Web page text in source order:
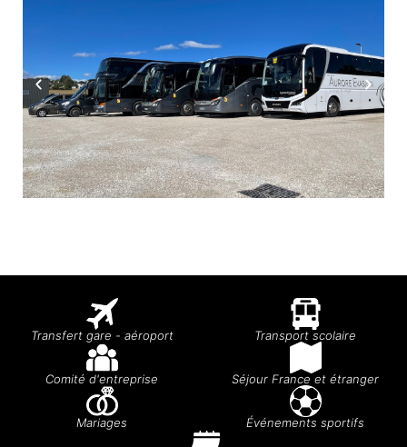
Transfert gare - aéroport Transport scolaire
Comité d'entreprise Séjour France et étranger
Mariages Événements sportifs